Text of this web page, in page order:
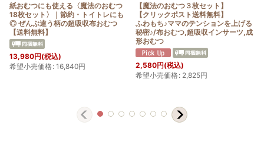
紙おむつにも使える〈魔法のおむつ
18枚セット〉｜節約・トイトレにも
◎ ぜんぶ違う柄の超吸収布おむつ
【送料無料】
13,980円(税込)
希望小売価格: 16,840円
【魔法のおむつ３枚セット】
【クリックポスト送料無料】
ふわもち♪ママのテンションを上げる
秘密♪/布おむつ,超吸収インサーツ,成
形おむつ
2,580円(税込)
希望小売価格: 2,825円